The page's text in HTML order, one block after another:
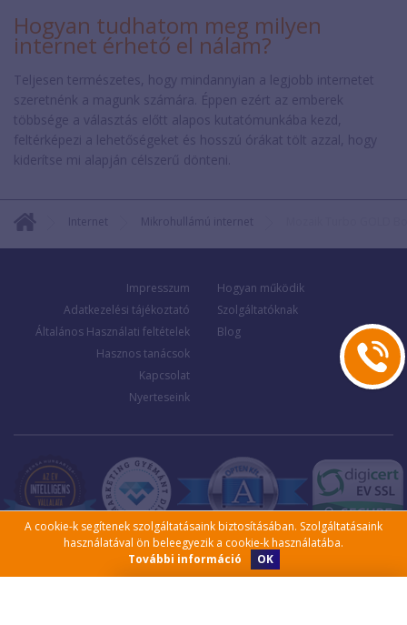
Hogyan tudhatom meg milyen
internet érhető el nálam?
Teljesen természetes, hogy mindannyian a legjobb internetet
szeretnénk a magunk számára. Éppen ezért az emberek
többsége a választás előtt alapos kutatómunkába kezd,
feltérképezi a lehetőségeket és hosszú órákat tölt azzal, hogy
kiderítse mi alapján célszerű dönteni.
Internet Mikrohullámú internet
Impresszum
Adatkezelési tájékoztató
Általános Használati feltételek
Hasznos tanácsok
Kapcsolat
Nyerteseink
Hogyan működik
Szolgáltatóknak
Blog
A cookie-k segítenek szolgáltatásaink biztosításában. Szolgáltatásaink
használatával ön beleegyezik a cookie-k használatába.
További információ
OK